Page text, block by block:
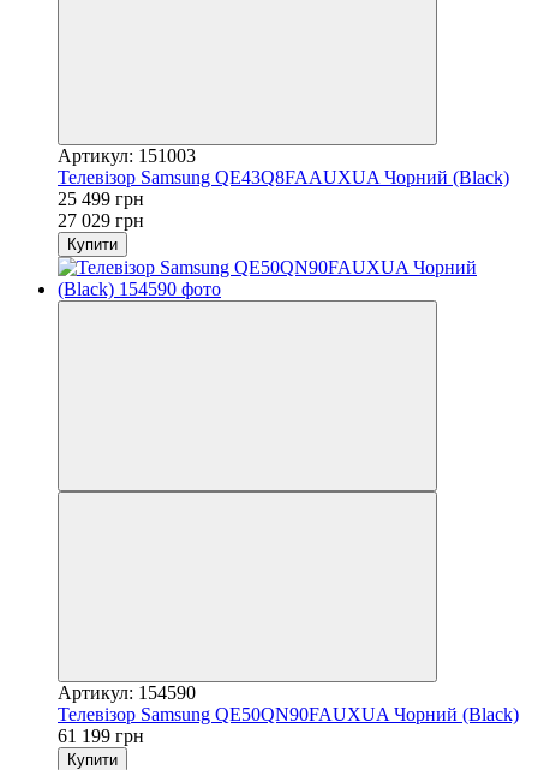
Артикул: 151003
Телевізор Samsung QE43Q8FAAUXUA Чорний (Black)
25 499 грн
27 029 грн
Купити
Артикул: 154590
Телевізор Samsung QE50QN90FAUXUA Чорний (Black)
61 199 грн
Купити